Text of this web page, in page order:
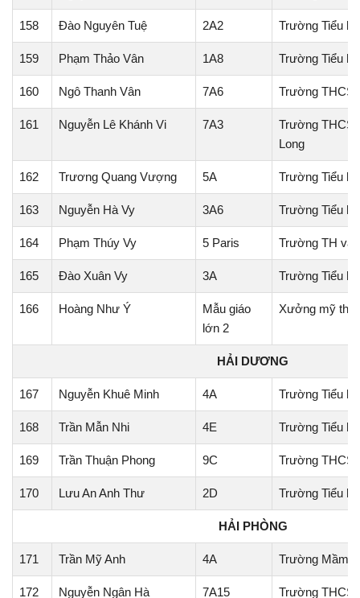
158 Đào Nguyên Tuệ 2A2 Trường Tiểu
159 Phạm Thảo Vân 1A8 Trường Tiểu
160 Ngô Thanh Vân 7A6 Trường THCS
161 Nguyễn Lê Khánh Vi 7A3
Trường THCS
Long
162 Trương Quang Vượng 5A Trường Tiểu
163 Nguyễn Hà Vy 3A6 Trường Tiểu
164 Phạm Thúy Vy 5 Paris Trường TH và
165 Đào Xuân Vy 3A Trường Tiểu
166 Hoàng Như Ý
Mẫu giáo
lớn 2
Xưởng mỹ
HẢI DƯƠNG
167 Nguyễn Khuê Minh 4A Trường Tiểu
168 Trần Mẫn Nhi 4E Trường Tiểu
169 Trần Thuận Phong 9C Trường THCS
170 Lưu An Anh Thư 2D Trường Tiểu
HẢI PHÒNG
171 Trần Mỹ Anh 4A Trường Mầm
172 Nguyễn Ngân Hà 7A15 Trường THCS